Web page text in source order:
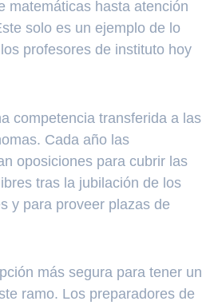
matemáticas hasta atención
solo es un ejemplo de lo
profesores de instituto hoy
competencia transferida a las
Cada año las
oposiciones para cubrir las
tras la jubilación de los
y para proveer plazas de
más segura para tener un
ramo. Los preparadores de